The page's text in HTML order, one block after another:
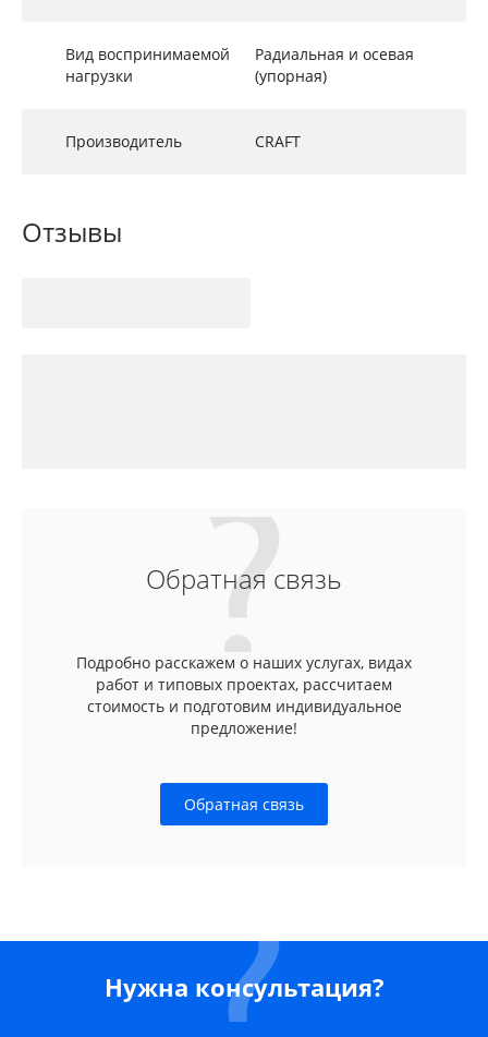
Вид воспринимаемой
нагрузки
Радиальная и осевая
(упорная)
Производитель CRAFT
Отзывы
Обратная связь
Подробно расскажем о наших услугах, видах
работ и типовых проектах, рассчитаем
стоимость и подготовим индивидуальное
предложение!
Обратная связь
Нужна консультация?